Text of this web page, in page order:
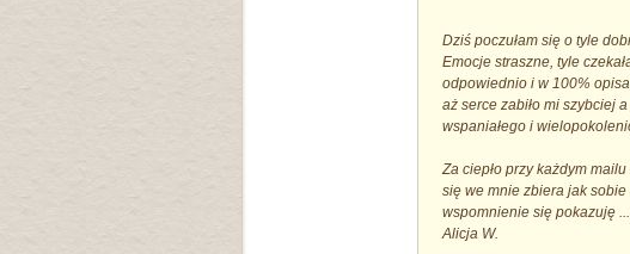
Dziś poczułam się o tyle
Emocje straszne, tyle
odpowiednio i w 100%
aż serce zabiło mi szybciej
wspaniałego i
Za ciepło przy każdym
się we mnie zbiera jak
wspomnienie się pokazuję
Alicja W.